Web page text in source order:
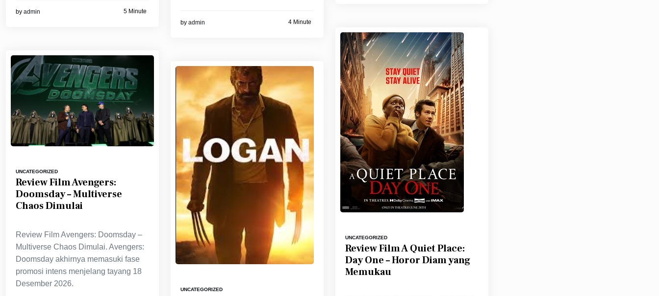
by admin 5 Minute
by admin 4 Minute
UNCATEGORIZED
Review Film A Quiet Place:
Day One – Horor Diam yang
Memukau
UNCATEGORIZED
Review Film Avengers:
Doomsday – Multiverse
Chaos Dimulai
Review Film Avengers: Doomsday –
Multiverse Chaos Dimulai. Avengers:
Doomsday akhirnya memasuki fase
promosi intens menjelang tayang 18
Desember 2026.
UNCATEGORIZED